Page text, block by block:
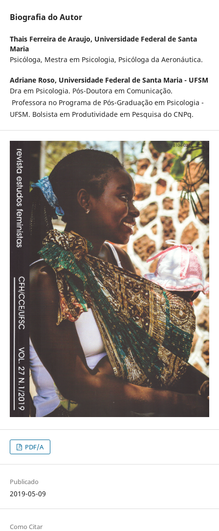
Biografia do Autor
Thais Ferreira de Araujo, Universidade Federal de Santa
Maria
Psicóloga, Mestra em Psicologia, Psicóloga da Aeronáutica.
Adriane Roso, Universidade Federal de Santa Maria - UFSM
Dra em Psicologia. Pós-Doutora em Comunicação.
Professora no Programa de Pós-Graduação em Psicologia -
UFSM. Bolsista em Produtividade em Pesquisa do CNPq.
PDF/A
Publicado
2019-05-09
Como Citar